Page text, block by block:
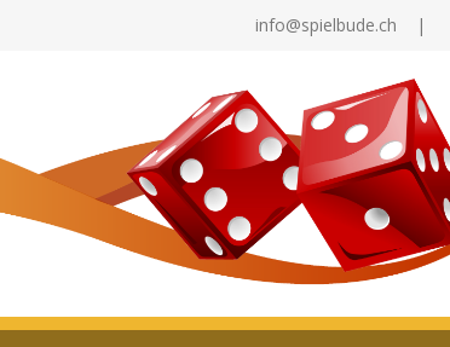
info@spielbude.ch |